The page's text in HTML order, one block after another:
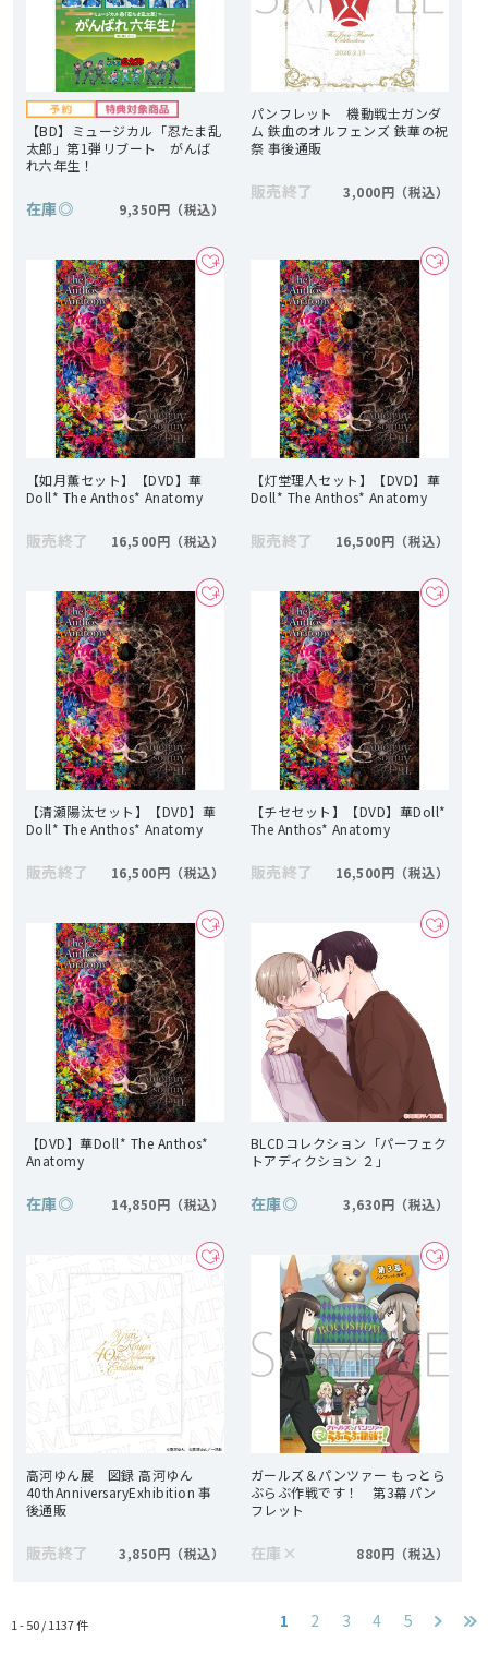
【BD】ミュージカル「忍たま乱
太郎」第1弾リブート がんば
れ六年生！
在庫◎ 9,350円
パンフレット 機動戦士ガンダ
ム 鉄血のオルフェンズ 鉄華の祝
祭 事後通販
販売終了 3,000円
【如月薫セット】【DVD】華
Doll* The Anthos* Anatomy
販売終了 16,500円
【灯堂理人セット】【DVD】華
Doll* The Anthos* Anatomy
販売終了 16,500円
【清瀬陽汰セット】【DVD】華
Doll* The Anthos* Anatomy
販売終了 16,500円
【チセセット】【DVD】華Doll*
The Anthos* Anatomy
販売終了 16,500円
【DVD】華Doll* The Anthos*
Anatomy
在庫◎ 14,850円
BLCDコレクション「パーフェク
トアディクション ２」
在庫◎ 3,630円
高河ゆん展 図録 高河ゆん
40thAnniversaryExhibition 事
後通販
販売終了 3,850円
ガールズ＆パンツァー もっとら
ぶらぶ作戦です！ 第3幕パン
フレット
在庫 × 880円
1 - 50 /1137件 1 2 3 4 5